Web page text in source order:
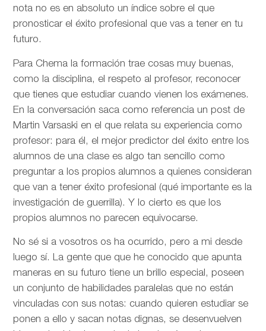
nota no es en absoluto un índice sobre el que
pronosticar el éxito profesional que vas a tener en tu
futuro.
Para Chema la formación trae cosas muy buenas,
como la disciplina, el respeto al profesor, reconocer
que tienes que estudiar cuando vienen los exámenes.
En la conversación saca como referencia un post de
Martin Varsaski en el que relata su experiencia como
profesor: para él, el mejor predictor del éxito entre los
alumnos de una clase es algo tan sencillo como
preguntar a los propios alumnos a quienes consideran
que van a tener éxito profesional (qué importante es la
investigación de guerrilla). Y lo cierto es que los
propios alumnos no parecen equivocarse.
No sé si a vosotros os ha ocurrido, pero a mi desde
luego sí. La gente que que he conocido que apunta
maneras en su futuro tiene un brillo especial, poseen
un conjunto de habilidades paralelas que no están
vinculadas con sus notas: cuando quieren estudiar se
ponen a ello y sacan notas dignas, se desenvuelven